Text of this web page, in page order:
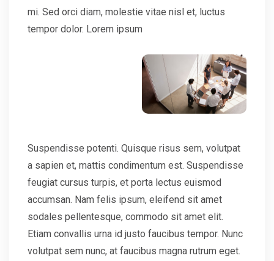
mi. Sed orci diam, molestie vitae nisl et, luctus
tempor dolor. Lorem ipsum
Suspendisse potenti. Quisque risus sem, volutpat
a sapien et, mattis condimentum est. Suspendisse
feugiat cursus turpis, et porta lectus euismod
accumsan. Nam felis ipsum, eleifend sit amet
sodales pellentesque, commodo sit amet elit.
Etiam convallis urna id justo faucibus tempor. Nunc
volutpat sem nunc, at faucibus magna rutrum eget.